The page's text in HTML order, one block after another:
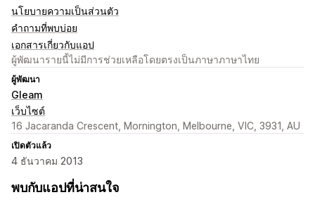
นโยบายความเป็นส่วนตัว
คำถามที่พบบ่อย
เอกสารเกี่ยวกับแอป
ผู้พัฒนารายนี้ไม่มีการช่วยเหลือโดยตรงเป็นภาษาภาษาไทย
ผู้พัฒนา
Gleam
เว็บไซต์
16 Jacaranda Crescent, Mornington, Melbourne, VIC, 3931, AU
เปิดตัวแล้ว
4 ธันวาคม 2013
พบกับแอปที่น่าสนใจ